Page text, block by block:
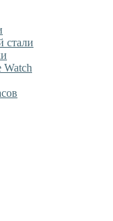
стали
Watch